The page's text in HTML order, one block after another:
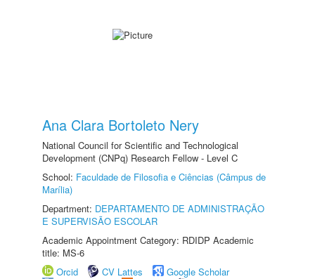
Ana Clara Bortoleto Nery
National Council for Scientific and Technological
Development (CNPq) Research Fellow - Level C
School: Faculdade de Filosofia e Ciências (Câmpus de
Marília)
Department: DEPARTAMENTO DE ADMINISTRAÇÃO
E SUPERVISÃO ESCOLAR
Academic Appointment Category: RDIDP Academic
title: MS-6
Orcid
CV Lattes
Google Scholar